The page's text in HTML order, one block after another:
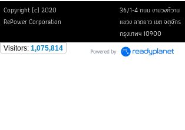
Copyright (c) 2020
36/1-4 ถนน งามวงศ์วาน
RePower Corporation
แขวง ลาดยาว เขต จตุจักร
กรุงเทพฯ 10900
Visitors: 1,075,814